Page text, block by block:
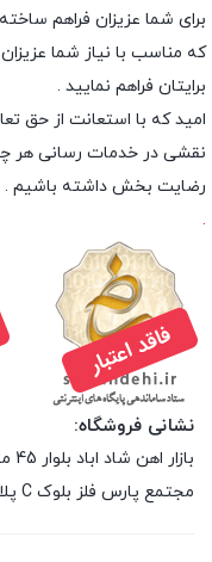
برای شما عزیزان فراهم
که مناسب با نیاز شما
برایتان فراهم نمایید .
امید که با استعانت از حق
نقشی در خدمات رسانی هر
رضایت بخش داشته باشیم .
.
نشانی فروشگاه:
مجتمع پارس فلز بلوک C پلاک 27